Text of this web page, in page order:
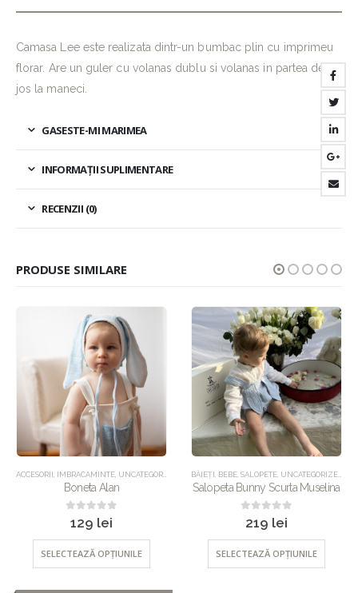
Camasa Lee este realizata dintr-un bumbac plin cu imprimeu
florar. Are un guler cu volanas dublu si volanas in partea de
jos la maneci.
GASESTE-MI MARIMEA
INFORMAȚII SUPLIMENTARE
RECENZII (0)
PRODUSE SIMILARE
ACCESORII , IMBRACAMINTE, UNCATEGORIZED
Boneta Alan
out of 5
129 lei
SELECTEAZĂ OPȚIUNILE
BĂIEȚI , BEBE, SALOPETE, UNCATEGORIZED
Salopeta Bunny Scurta Muselina
out of 5
219 lei
SELECTEAZĂ OPȚIUNILE